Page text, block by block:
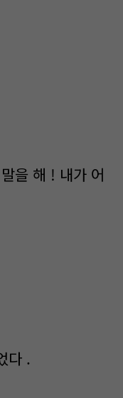
을 해 ! 내가 어
다 .